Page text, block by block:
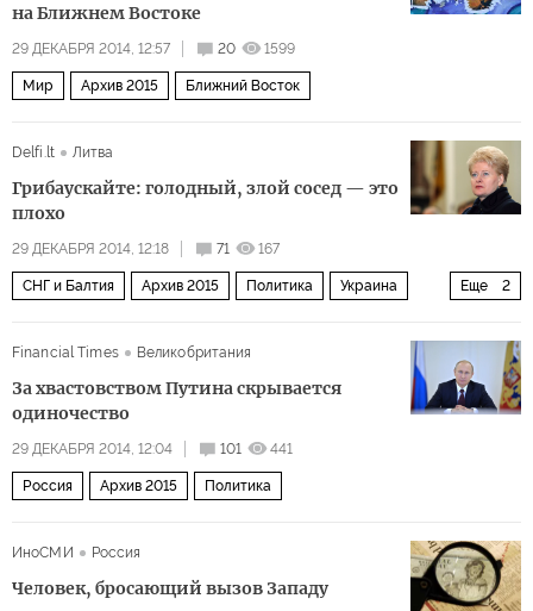
на Ближнем Востоке
29 ДЕКАБРЯ 2014, 12:57 20 1599
Мир Архив 2015 Ближний Восток
Delfi.lt Литва
Грибаускайте: голодный, злой сосед — это
плохо
29 ДЕКАБРЯ 2014, 12:18 71 167
Еще 2
СНГ и Балтия Архив 2015 Политика Украина
Financial Times
Великобритания
За хвастовством Путина скрывается
одиночество
29 ДЕКАБРЯ 2014, 12:04 101 441
Россия Архив 2015 Политика
ИноСМИ Россия
Человек, бросающий вызов Западу